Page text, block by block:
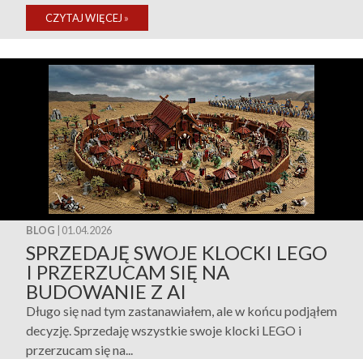
CZYTAJ WIĘCEJ »
BLOG | 01.04.2026
SPRZEDAJĘ SWOJE KLOCKI LEGO
I PRZERZUCAM SIĘ NA
BUDOWANIE Z AI
Długo się nad tym zastanawiałem, ale w końcu podjąłem
decyzję. Sprzedaję wszystkie swoje klocki LEGO i
przerzucam się na...